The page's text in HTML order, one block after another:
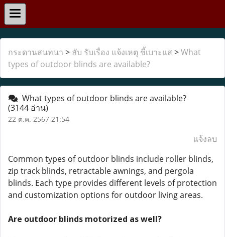
กระดานสนทนา > ลับ รับเรื่อง แจ้งเหตุ ชี้เบาะแส >What
types of outdoor blinds are available?
What types of outdoor blinds are available?
(3144 อ่าน)
22 ต.ค. 2567 21:54
แจ้งลบ
Common types of outdoor blinds include roller blinds,
zip track blinds, retractable awnings, and pergola
blinds. Each type provides different levels of protection
and customization options for outdoor living areas.
Are outdoor blinds motorized as well?